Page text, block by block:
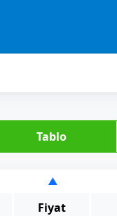
Tablo
▲
Fiyat